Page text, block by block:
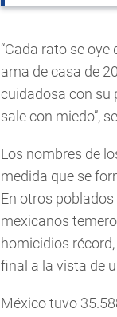
“Cada rato se
ama de casa de
cuidadosa con su
sale con miedo”,
Los nombres de
medida que se
En otros
mexicanos
homicidios
final a la vista de
México tuvo